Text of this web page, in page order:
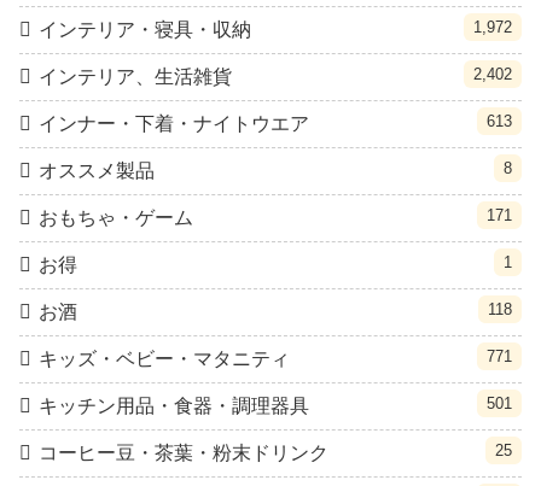
インテリア・寝具・収納 1,972
インテリア、生活雑貨 2,402
インナー・下着・ナイトウエア 613
オススメ製品 8
おもちゃ・ゲーム 171
お得 1
お酒 118
キッズ・ベビー・マタニティ 771
キッチン用品・食器・調理器具 501
コーヒー豆・茶葉・粉末ドリンク 25